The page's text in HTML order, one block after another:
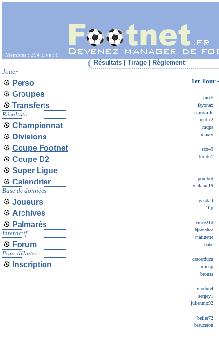
Membres : 294 Live : 0
Jouer
Perso
Groupes
Transferts
Résultats
Championnat
Divisions
Coupe Footnet
Coupe D2
Super Ligue
Calendrier
Base de données
Joueurs
Archives
Palmarès
Interactif
Forum
Pour débuter
Inscription
Résultats Tirage Règlement
1er Tour
pied²
fayonax
macouille
rentfc2
mqpa
maxty
sco49
turidu1
poulbot
violaine19
gandalf
lfip
vince21d
bjornshea
marinette
babe
cancerducu
julienp
brouss
viodutef
sergey1
julienmo92
bélier72
beauceron